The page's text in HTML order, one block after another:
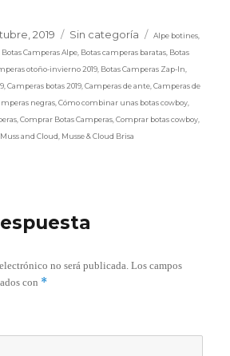
2019 Categorías
Sin categoría Alpe botines
Botas Camperas Alpe Botas camperas baratas Botas
otoño-invierno 2019 Botas Camperas Zap-In
,Camperas botas 2019 ,Camperas de ante ,Camperas de
negras ,Cómo combinar unas botas cowboy
,Comprar Botas Camperas ,Comprar botas cowboy
and Cloud Musse & Cloud Brisa
no será publicada. Los campos
con *